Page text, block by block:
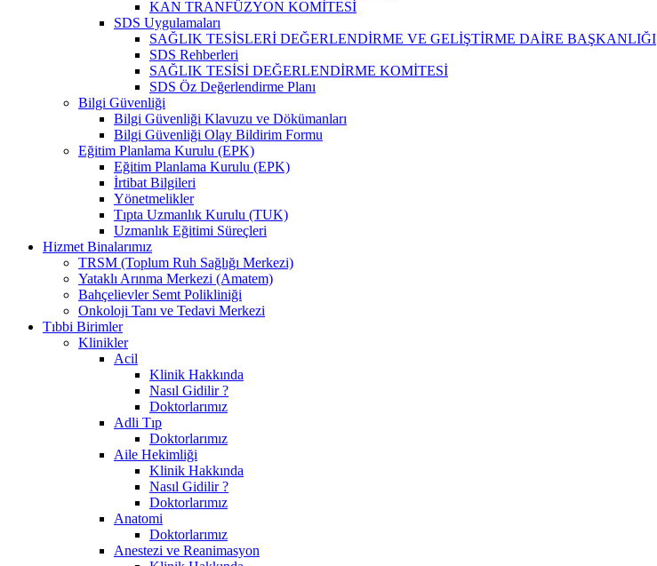
KAN TRANFÜZYON KOMİTESİ
SDS Uygulamaları
SAĞLIK TESİSLERİ DEĞERLENDİRME VE GELİŞTİRME DAİRE BAŞKANLIĞI
SDS Rehberleri
SAĞLIK TESİSİ DEĞERLENDİRME KOMİTESİ
SDS Öz Değerlendirme Planı
Bilgi Güvenliği
Bilgi Güvenliği Klavuzu ve Dökümanları
Bilgi Güvenliği Olay Bildirim Formu
Eğitim Planlama Kurulu (EPK)
Eğitim Planlama Kurulu (EPK)
İrtibat Bilgileri
Yönetmelikler
Tıpta Uzmanlık Kurulu (TUK)
Uzmanlık Eğitimi Süreçleri
Hizmet Binalarımız
TRSM (Toplum Ruh Sağlığı Merkezi)
Yataklı Arınma Merkezi (Amatem)
Bahçelievler Semt Polikliniği
Onkoloji Tanı ve Tedavi Merkezi
Tıbbi Birimler
Klinikler
Acil
Klinik Hakkında
Nasıl Gidilir ?
Doktorlarımız
Adli Tıp
Doktorlarımız
Aile Hekimliği
Klinik Hakkında
Nasıl Gidilir ?
Doktorlarımız
Anatomi
Doktorlarımız
Anestezi ve Reanimasyon